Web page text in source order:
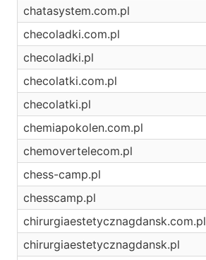
chatasystem.com.pl
checoladki.com.pl
checoladki.pl
checolatki.com.pl
checolatki.pl
chemiapokolen.com.pl
chemovertelecom.pl
chess-camp.pl
chesscamp.pl
chirurgiaestetycznagdansk.com.pl
chirurgiaestetycznagdansk.pl